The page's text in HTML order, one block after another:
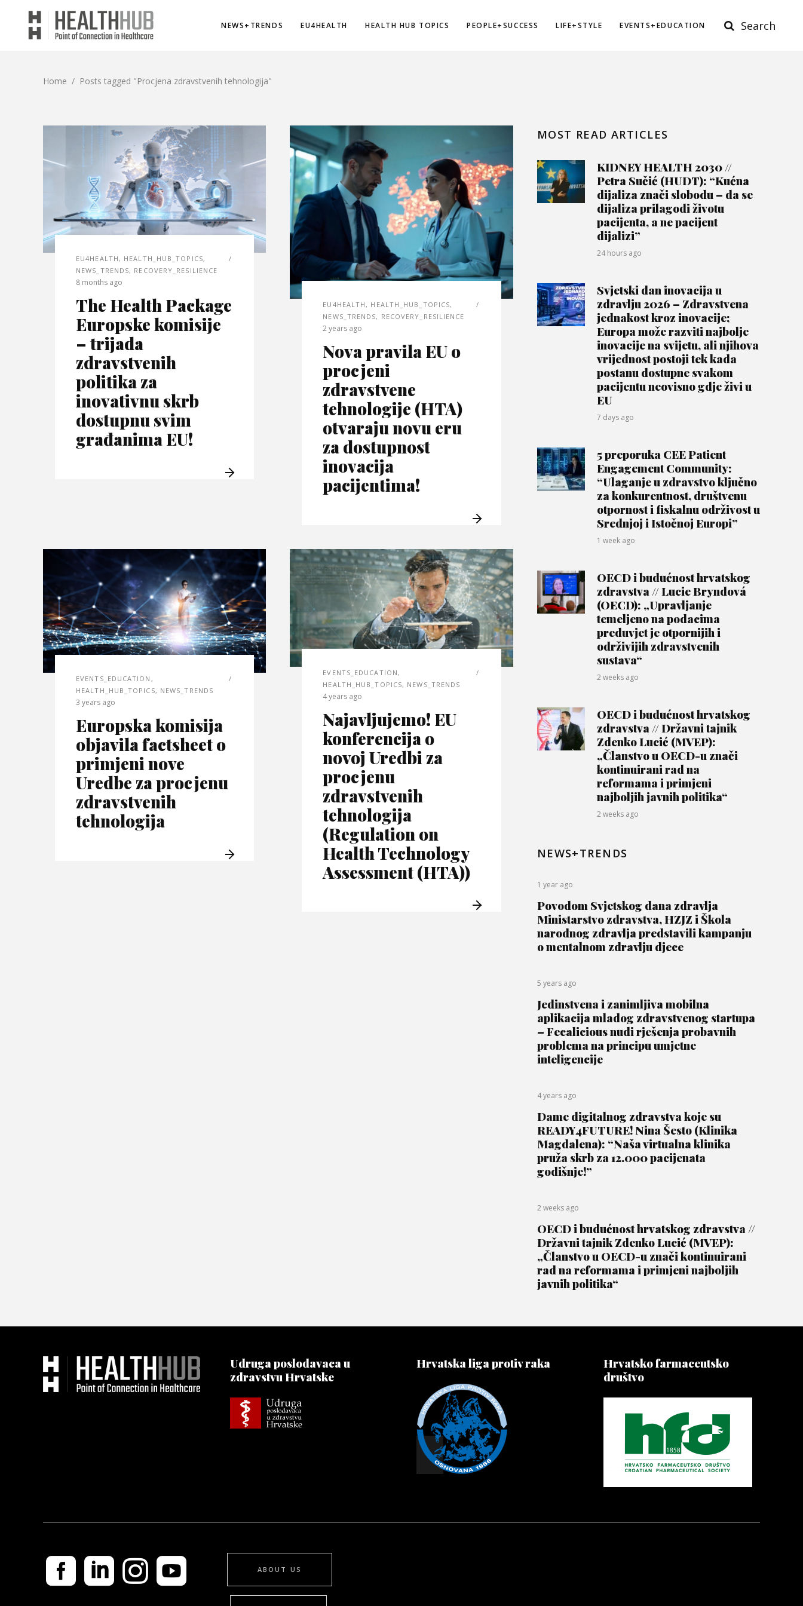
NEWS+TRENDS EU4HEALTH HEALTH HUB TOPICS PEOPLE+SUCCESS LIFE+STYLE EVENTS+EDUCATION Search
Home / Posts tagged "Procjena zdravstvenih tehnologija"
EU4HEALTH, HEALTH_HUB_TOPICS,
NEWS_TRENDS, RECOVERY_RESILIENCE
8 months ago
The Health Package
Europske komisije
– trijada
zdravstvenih
politika za
inovativnu skrb
dostupnu svim
građanima EU!
EU4HEALTH, HEALTH_HUB_TOPICS,
NEWS_TRENDS, RECOVERY_RESILIENCE
2 years ago
Nova pravila EU o
procjeni
zdravstvene
tehnologije (HTA)
otvaraju novu eru
za dostupnost
inovacija
pacijentima!
EVENTS_EDUCATION ,
HEALTH_HUB_TOPICS, NEWS_TRENDS
3 years ago
Europska komisija
objavila factsheet o
primjeni nove
Uredbe za procjenu
zdravstvenih
tehnologija
EVENTS_EDUCATION ,
HEALTH_HUB_TOPICS, NEWS_TRENDS
4 years ago
Najavljujemo! EU
konferencija o
novoj Uredbi za
procjenu
zdravstvenih
tehnologija
(Regulation on
Health Technology
Assessment (HTA))
MOST READ ARTICLES
KIDNEY HEALTH 2030 //
Petra Sučić (HUDT): “Kućna
dijaliza znači slobodu – da se
dijaliza prilagodi životu
pacijenta, a ne pacijent
dijalizi”
24 hours ago
Svjetski dan inovacija u
zdravlju 2026 – Zdravstvena
jednakost kroz inovacije;
Europa može razviti najbolje
inovacije na svijetu, ali njihova
vrijednost postoji tek kada
postanu dostupne svakom
pacijentu neovisno gdje živi u
EU
7 days ago
5 preporuka CEE Patient
Engagement Community:
“Ulaganje u zdravstvo ključno
za konkurentnost, društvenu
otpornost i fiskalnu održivost u
Srednjoj i Istočnoj Europi”
1 week ago
OECD i budućnost hrvatskog
zdravstva // Lucie Bryndová
(OECD): „Upravljanje
temeljeno na podacima
preduvjet je otpornijih i
održivijih zdravstvenih
sustava“
2 weeks ago
OECD i budućnost hrvatskog
zdravstva // Državni tajnik
Zdenko Lucić (MVEP):
„Članstvo u OECD-u znači
kontinuirani rad na
reformama i primjeni
najboljih javnih politika“
2 weeks ago
NEWS+TRENDS
1 year ago
Povodom Svjetskog dana zdravlja
Ministarstvo zdravstva, HZJZ i Škola
narodnog zdravlja predstavili kampanju
o mentalnom zdravlju djece
5 years ago
Jedinstvena i zanimljiva mobilna
aplikacija mladog zdravstvenog startupa
– Fecalicious nudi rješenja probavnih
problema na principu umjetne
inteligencije
4 years ago
Dame digitalnog zdravstva koje su
READY4FUTURE! Nina Šesto (Klinika
Magdalena): “Naša virtualna klinika
pruža skrb za 12.000 pacijenata
godišnje!”
2 weeks ago
OECD i budućnost hrvatskog zdravstva //
Državni tajnik Zdenko Lucić (MVEP):
„Članstvo u OECD-u znači kontinuirani
rad na reformama i primjeni najboljih
javnih politika“
Udruga poslodavaca u
zdravstvu Hrvatske
Hrvatska liga protiv raka
Hrvatsko farmaceutsko
društvo
ABOUT US